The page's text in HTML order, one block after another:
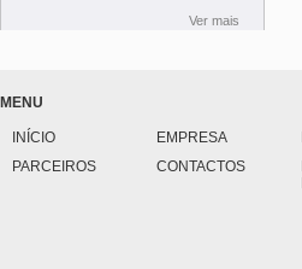
Ver mais
MENU
INÍCIO EMPRESA
PARCEIROS
CONTACTOS